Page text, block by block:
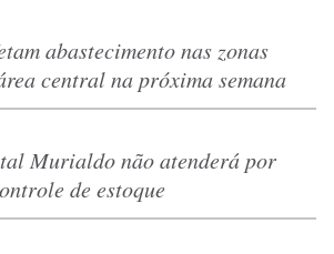
abastecimento nas zonas
central na próxima semana
Murialdo não atenderá por
de estoque